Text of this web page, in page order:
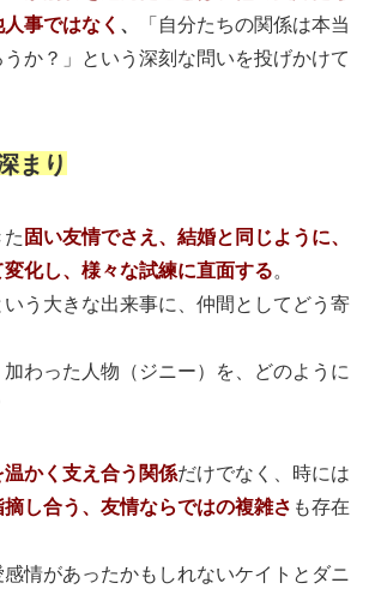
事ではなく
「自分たちの関係は本当
か？」という深刻な問いを投げかけて
まり
固い友情でさえ、結婚と同じように、
化し、様々な試練に直面する
う大きな出来事に、仲間としてどう寄
わった人物（ジニー）を、どのように
温かく支え合う関係だけでなく、時には
し合う、友情ならではの複雑さ も存在
情があったかもしれないケイトとダニ